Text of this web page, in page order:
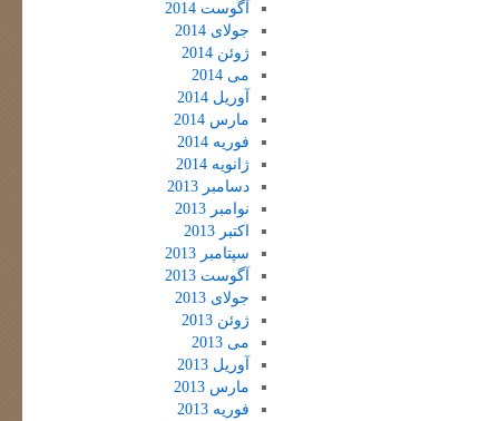
آگوست 2014
جولای 2014
ژوئن 2014
می 2014
آوریل 2014
مارس 2014
فوریه 2014
ژانویه 2014
دسامبر 2013
نوامبر 2013
اکتبر 2013
سپتامبر 2013
آگوست 2013
جولای 2013
ژوئن 2013
می 2013
آوریل 2013
مارس 2013
فوریه 2013